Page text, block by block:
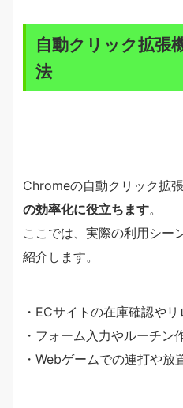
自動クリック拡張
法
Chromeの自動クリック拡張
の効率化に役立ちます。
ここでは、実際の利用シー
紹介します。
・ECサイトの在庫確認や
・フォーム入力やルーチン
・Webゲームでの連打や放